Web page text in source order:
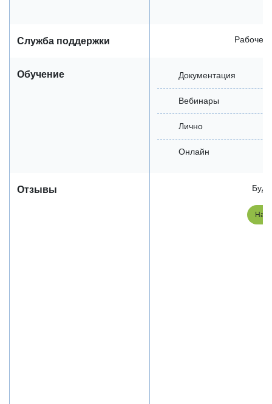
Служба поддержки Рабочее
Обучение Документация
Вебинары
Лично
Онлайн
Отзывы